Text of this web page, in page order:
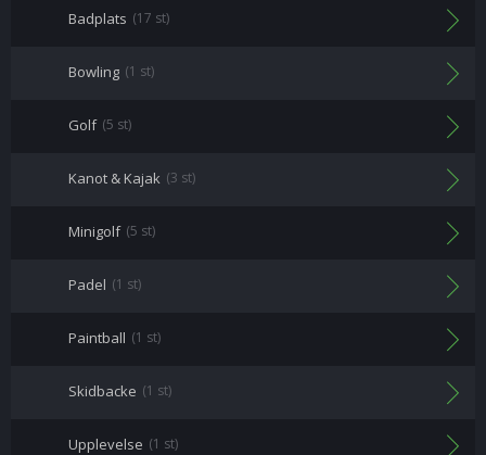
Badplats (17 st)
Bowling (1 st)
Golf (5 st)
Kanot & Kajak (3 st)
Minigolf (5 st)
Padel (1 st)
Paintball (1 st)
Skidbacke (1 st)
Upplevelse (1 st)